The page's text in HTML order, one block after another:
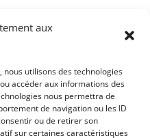
aux
utilisons des technologies
accéder aux informations des
nous permettra de
de navigation ou les ID
ou de retirer son
sur certaines caractéristiques